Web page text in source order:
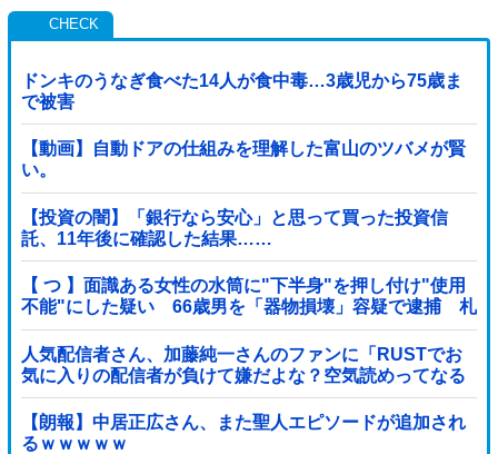
ドンキのうなぎ食べた14人が食中毒…3歳児から75歳ま
で被害
【動画】自動ドアの仕組みを理解した富山のツバメが賢
い。
【投資の闇】「銀行なら安心」と思って買った投資信
託、11年後に確認した結果……
【 つ 】面識ある女性の水筒に"下半身"を押し付け"使用
不能"にした疑い 66歳男を「器物損壊」容疑で逮捕 札
幌市
人気配信者さん、加藤純一さんのファンに「RUSTでお
気に入りの配信者が負けて嫌だよな？空気読めってなる
よな？その結果がVCR。お前らVCR向いてるよ」→大炎
上他
【朗報】中居正広さん、また聖人エピソードが追加され
るｗｗｗｗｗ